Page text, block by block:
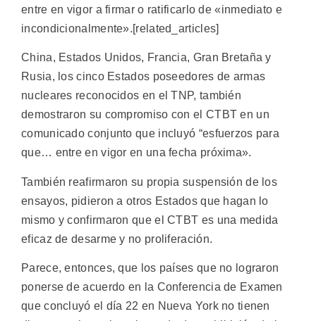
entre en vigor a firmar o ratificarlo de «inmediato e
incondicionalmente».[related_articles]
China, Estados Unidos, Francia, Gran Bretaña y
Rusia, los cinco Estados poseedores de armas
nucleares reconocidos en el TNP, también
demostraron su compromiso con el CTBT en un
comunicado conjunto que incluyó “esfuerzos para
que… entre en vigor en una fecha próxima».
También reafirmaron su propia suspensión de los
ensayos, pidieron a otros Estados que hagan lo
mismo y confirmaron que el CTBT es una medida
eficaz de desarme y no proliferación.
Parece, entonces, que los países que no lograron
ponerse de acuerdo en la Conferencia de Examen
que concluyó el día 22 en Nueva York no tienen